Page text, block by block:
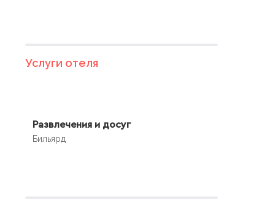
Услуги отеля
Развлечения и досуг
Бильярд